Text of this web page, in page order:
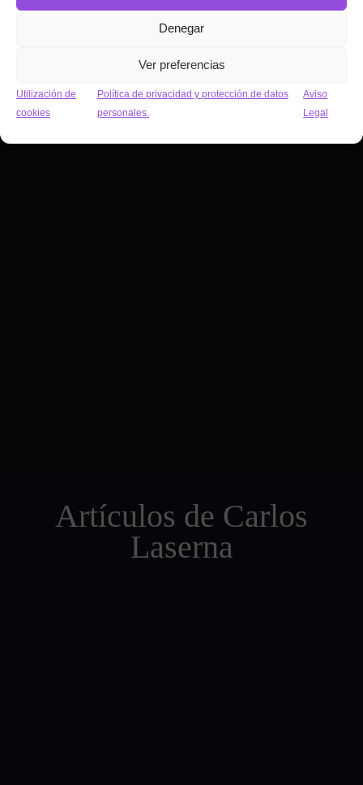
Denegar
Ver preferencias
Utilización de
cookies
Política de privacidad y protección de datos
personales.
Aviso
Legal
Artículos de Carlos
Laserna